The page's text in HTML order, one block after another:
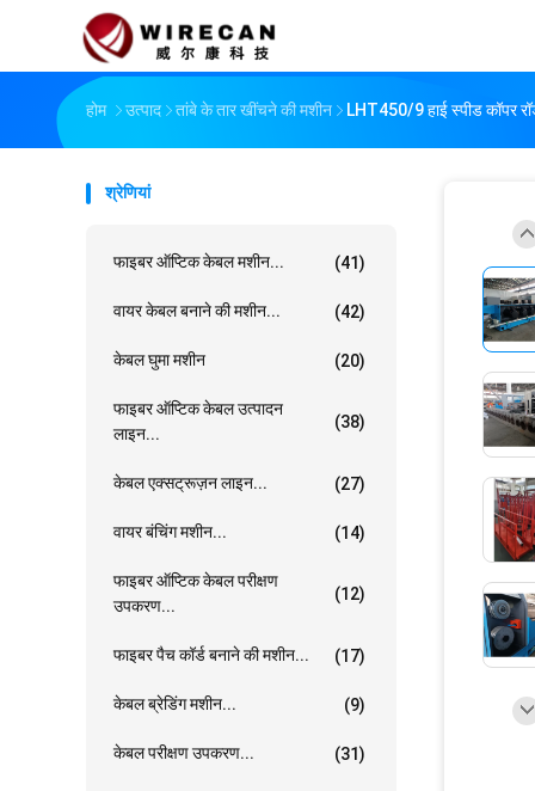
होम उत्पाद तांबे के तार खींचने की मशीन LHT450/9 हाई स्पीड कॉपर
श्रेणियां
फाइबर ऑप्टिक केबल मशीन... (41)
वायर केबल बनाने की मशीन... (42)
केबल घुमा मशीन (20)
फाइबर ऑप्टिक केबल उत्पादन
लाइन...
(38)
केबल एक्सट्रूज़न लाइन... (27)
वायर बंचिंग मशीन... (14)
फाइबर ऑप्टिक केबल परीक्षण
उपकरण...
(12)
फाइबर पैच कॉर्ड बनाने की मशीन... (17)
केबल ब्रेडिंग मशीन... (9)
केबल परीक्षण उपकरण... (31)